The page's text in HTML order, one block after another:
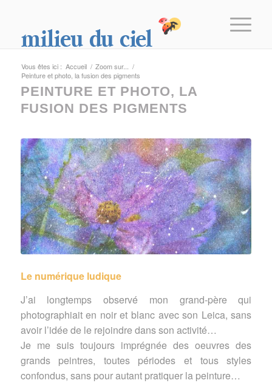
Vous êtes ici : Accueil / Zoom sur...
/
Peinture et photo, la fusion des pigments
PEINTURE ET PHOTO, LA
FUSION DES PIGMENTS
Le numérique ludique
J’ai longtemps observé mon grand-père qui
photographiait en noir et blanc avec son Leica, sans
avoir l’idée de le rejoindre dans son activité…
Je me suis toujours imprégnée des oeuvres des
grands peintres, toutes périodes et tous styles
confondus, sans pour autant pratiquer la peinture…